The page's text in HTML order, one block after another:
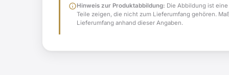
infoHinweis zur Produktabbildung: Die Abbildung ist
Teile zeigen, die nicht zum Lieferumfang gehören.
Lieferumfang anhand dieser Angaben.